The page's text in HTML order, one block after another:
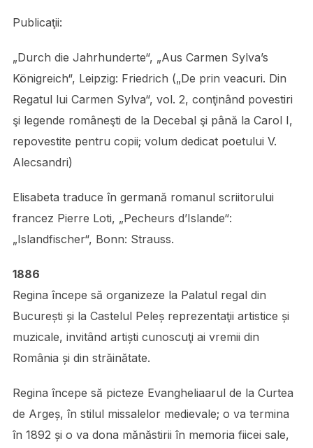
Publicaţii:
„Durch die Jahrhunderte“, „Aus Carmen Sylva’s
Königreich“, Leipzig: Friedrich („De prin veacuri. Din
Regatul lui Carmen Sylva“, vol. 2, conţinând povestiri
şi legende româneşti de la Decebal şi până la Carol I,
repovestite pentru copii; volum dedicat poetului V.
Alecsandri)
Elisabeta traduce în germană romanul scriitorului
francez Pierre Loti, „Pecheurs d’Islande“:
„Islandfischer“, Bonn: Strauss.
1886
Regina începe să organizeze la Palatul regal din
București și la Castelul Peleș reprezentaţii artistice și
muzicale, invitând artiști cunoscuţi ai vremii din
România și din străinătate.
Regina începe să picteze Evangheliaarul de la Curtea
de Argeș, în stilul missalelor medievale; o va termina
în 1892 și o va dona mănăstirii în memoria fiicei sale,